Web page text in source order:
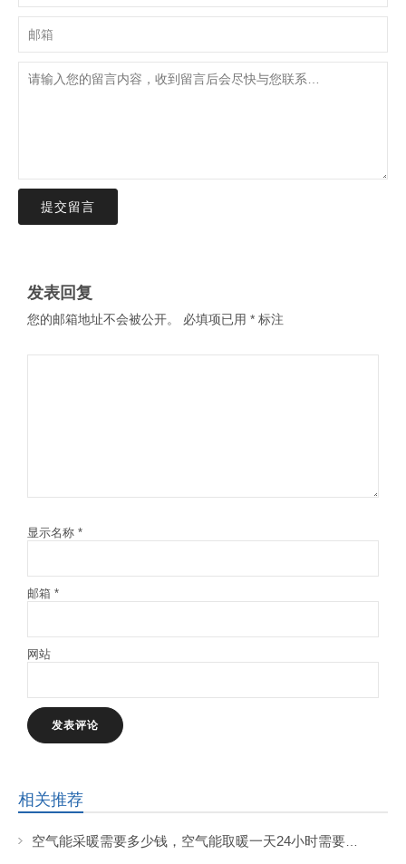
提交留言
发表回复
您的邮箱地址不会被公开。 必填项已用 * 标注
显示名称 *
邮箱 *
网站
相关推荐
空气能采暖需要多少钱，空气能取暖一天24小时需要花费多少钱?